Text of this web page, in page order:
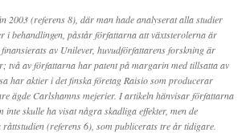
2003 (referens 8), där man hade analyserat alla studier
i behandlingen, påstår författarna att växtsterolerna är
av Unilever, huvudförfattarens forskning är
två av författarna har patent på margarin med tillsatta av
har aktier i det finska företag Raisio som producerar
ägde Carlshamns mejerier. I artikeln hänvisar författarna
inte skulle ha visat några skadliga effekter, men de
(referens 6), som publicerats tre år tidigare.